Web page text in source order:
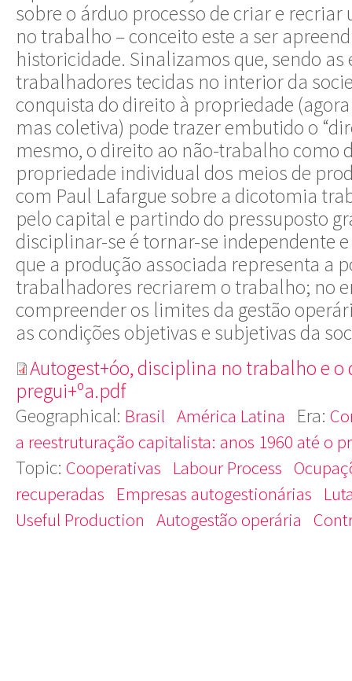
sobre o árduo processo de criar e
no trabalho – conceito este a ser
historicidade. Sinalizamos que, sendo as
trabalhadores tecidas no interior da
conquista do direito à propriedade
mas coletiva) pode trazer embutido o
mesmo, o direito ao não-trabalho como
propriedade individual dos meios de
com Paul Lafargue sobre a dicotomia
pelo capital e partindo do pressuposto
disciplinar-se é tornar-se independente
que a produção associada representa a
trabalhadores recriarem o trabalho; no
compreender os limites da gestão
as condições objetivas e subjetivas da
Autogest+óo, disciplina no trabalho e o
pregui+ºa.pdf
Geographical: Brasil América Latina Era:
a reestruturação capitalista: anos 1960 até o
Topic: Cooperativas Labour Process
recuperadas Empresas autogestionárias
Useful Production Autogestão operária